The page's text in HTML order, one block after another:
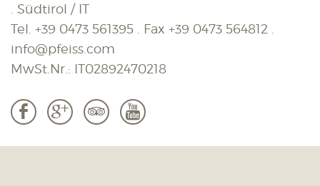
. Südtirol / IT
Tel. +39 0473 561395 . Fax +39 0473 564812
info@pfeiss.com
MwSt.Nr.: IT02892470218
b c 3 r